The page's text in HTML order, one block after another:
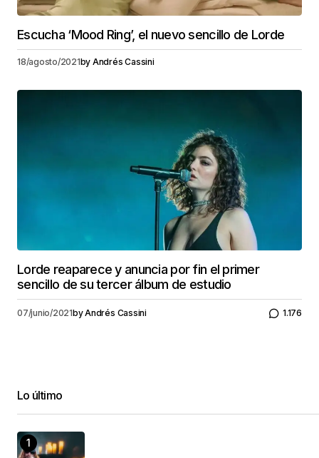
Escucha ‘Mood Ring’, el nuevo sencillo de Lorde
18/agosto/2021by Andrés Cassini
Lorde reaparece y anuncia por fin el primer
sencillo de su tercer álbum de estudio
07/junio/2021byAndrés Cassini 1.176
Lo último